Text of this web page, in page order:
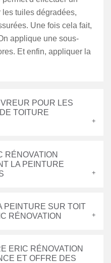
tuiles dégradées,
Une fois cela fait,
applique une sous-
Et enfin, appliquer la
POUR LES
TOITURE
RÉNOVATION
LA PEINTURE
PEINTURE SUR TOIT
RÉNOVATION
ERIC RÉNOVATION
ET OFFRE DES